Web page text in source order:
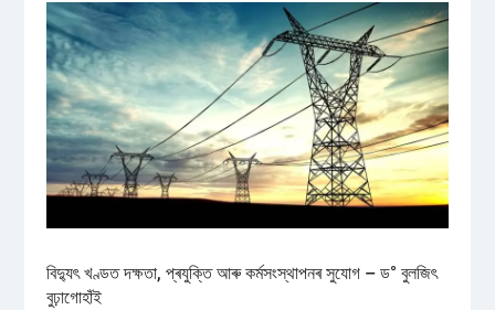
বিদ্যুৎ খণ্ডত দক্ষতা, প্ৰযুক্তি আৰু কৰ্মসংস্থাপনৰ সুযোগ – ড° বুলজিৎ
বুঢ়াগোহাঁই